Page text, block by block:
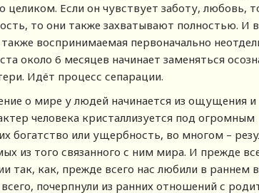
Если он чувствует заботу, любовь,
то они также захватывают полностью. И
воспринимаемая первоначально
около 6 месяцев начинает заменяться
Идёт процесс сепарации.
о мире у людей начинается из ощущения и
человека кристаллизуется под огромным
богатство или ущербность, во многом –
из того связанного с ним мира. И прежде
как, прежде всего нас любили в раннем
почерпнули из ранних отношений с